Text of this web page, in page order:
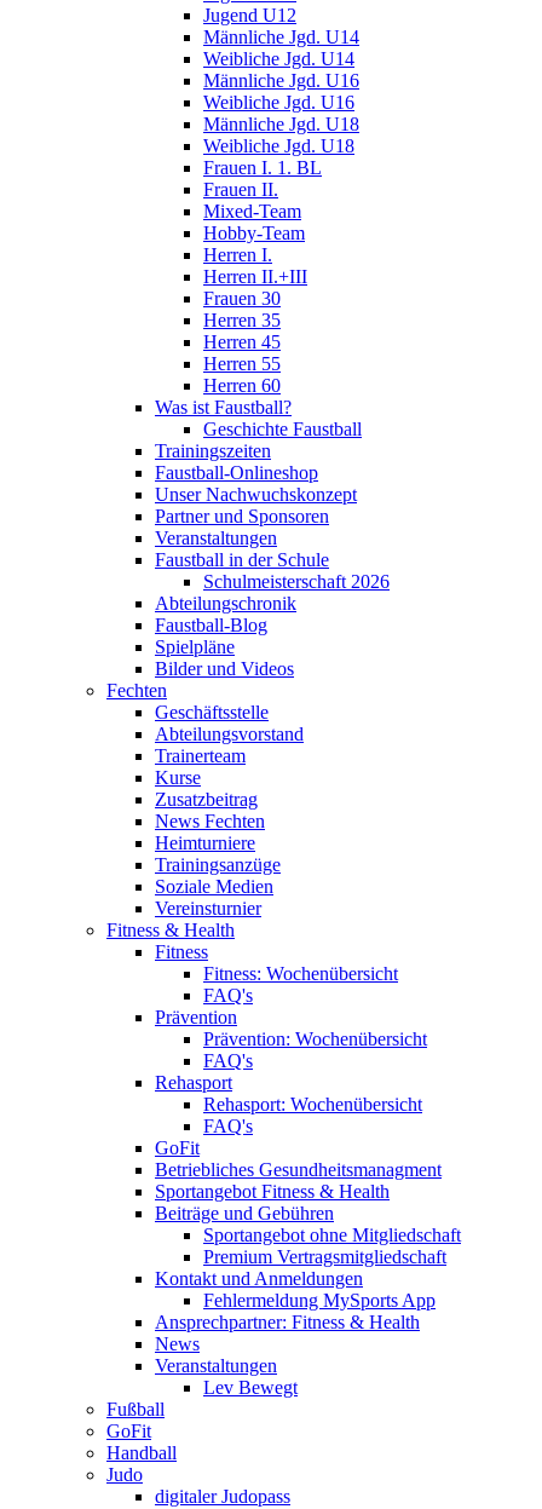
Jugend U12
Männliche Jgd. U14
Weibliche Jgd. U14
Männliche Jgd. U16
Weibliche Jgd. U16
Männliche Jgd. U18
Weibliche Jgd. U18
Frauen I. 1. BL
Frauen II.
Mixed-Team
Hobby-Team
Herren I.
Herren II.+III
Frauen 30
Herren 35
Herren 45
Herren 55
Herren 60
Was ist Faustball?
Geschichte Faustball
Trainingszeiten
Faustball-Onlineshop
Unser Nachwuchskonzept
Partner und Sponsoren
Veranstaltungen
Faustball in der Schule
Schulmeisterschaft 2026
Abteilungschronik
Faustball-Blog
Spielpläne
Bilder und Videos
Fechten
Geschäftsstelle
Abteilungsvorstand
Trainerteam
Kurse
Zusatzbeitrag
News Fechten
Heimturniere
Trainingsanzüge
Soziale Medien
Vereinsturnier
Fitness & Health
Fitness
Fitness: Wochenübersicht
FAQ's
Prävention
Prävention: Wochenübersicht
FAQ's
Rehasport
Rehasport: Wochenübersicht
FAQ's
GoFit
Betriebliches Gesundheitsmanagment
Sportangebot Fitness & Health
Beiträge und Gebühren
Sportangebot ohne Mitgliedschaft
Premium Vertragsmitgliedschaft
Kontakt und Anmeldungen
Fehlermeldung MySports App
Ansprechpartner: Fitness & Health
News
Veranstaltungen
Lev Bewegt
Fußball
GoFit
Handball
Judo
digitaler Judopass